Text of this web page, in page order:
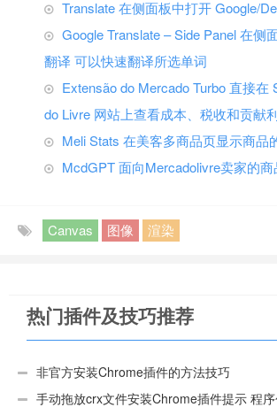
Translate 在侧面板中打开 Google/
Google Translate – Side Panel 在侧
翻译 可以快速翻译所选单词
Extensão do Mercado Turbo 直接在
do Livre 网站上查看成本、税收和贡献
Meli Stats 在美客多商品页显示商品
McdGPT 面向Mercadolivre卖家的
Canvas 图像 渲染
热门插件及技巧推荐
非官方安装Chrome插件的方法技巧
手动拖放crx文件安装Chrome插件提示 程